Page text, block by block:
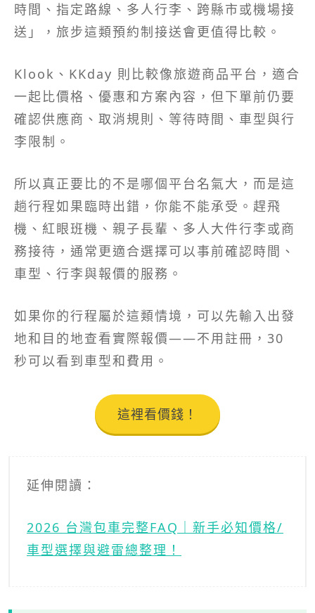
時間、指定路線、多人行李、跨縣市或機場接
送」，旅步這類預約制接送會更值得比較。
Klook、KKday 則比較像旅遊商品平台，適合
一起比價格、優惠和方案內容，但下單前仍要
確認供應商、取消規則、等待時間、車型與行
李限制。
所以真正要比的不是哪個平台名氣大，而是這
趟行程如果臨時出錯，你能不能承受。趕飛
機、紅眼班機、親子長輩、多人大件行李或商
務接待，通常更適合選擇可以事前確認時間、
車型、行李與報價的服務。
如果你的行程屬於這類情境，可以先輸入出發
地和目的地查看實際報價——不用註冊，30
秒可以看到車型和費用。
這裡看價錢！
延伸閱讀：
2026 台灣包車完整FAQ｜新手必知價格/
車型選擇與避雷總整理！